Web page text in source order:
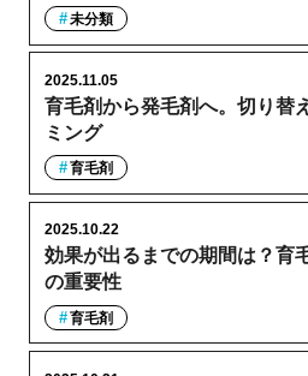
未分類
育毛剤から発毛剤へ。切り替
ミング
2025.11.05
育毛剤
効果が出るまでの期間は？育
の重要性
2025.10.22
育毛剤